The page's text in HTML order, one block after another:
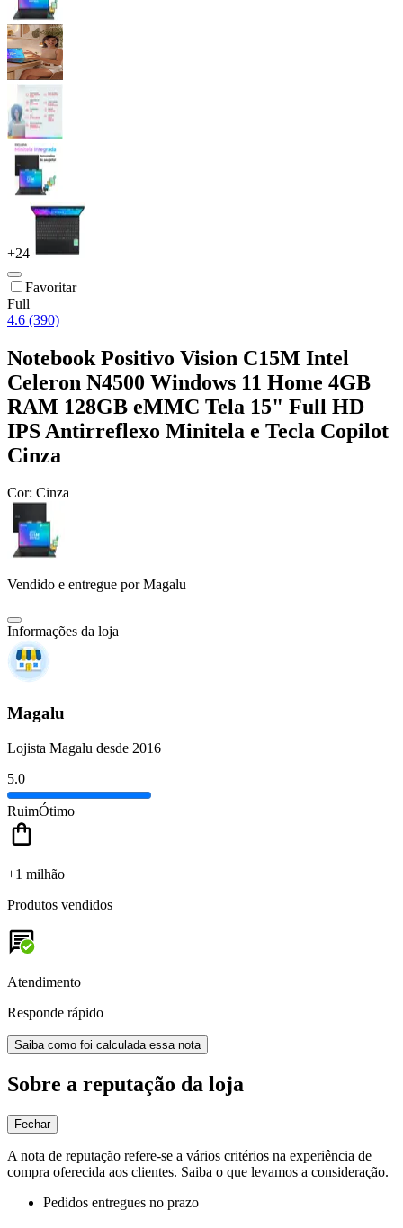
+24
Favoritar
Full
4.6 (390)
Notebook Positivo Vision C15M Intel
Celeron N4500 Windows 11 Home 4GB
RAM 128GB eMMC Tela 15" Full HD
IPS Antirreflexo Minitela e Tecla Copilot
Cinza
Cor: Cinza
Vendido e entregue por Magalu
Informações da loja
Magalu
Lojista Magalu desde 2016
5.0
RuimÓtimo
+1 milhão
Produtos vendidos
Atendimento
Responde rápido
Saiba como foi calculada essa nota
Sobre a reputação da loja
Fechar
A nota de reputação refere-se a vários critérios na experiência de
compra oferecida aos clientes. Saiba o que levamos a consideração.
Pedidos entregues no prazo